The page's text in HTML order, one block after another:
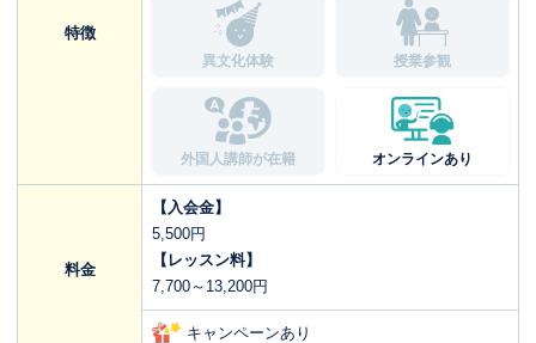
特徴
異文化体験 授業参観
外国人講師が在籍 オンラインあり
料金
【入会金】
5,500円
【レッスン料】
7,700～13,200円
キャンペーンあり